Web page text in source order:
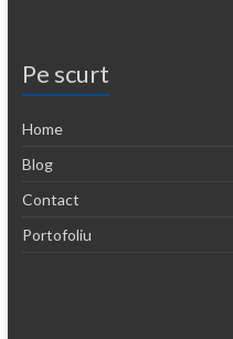
Pe scurt
Home
Blog
Contact
Portofoliu